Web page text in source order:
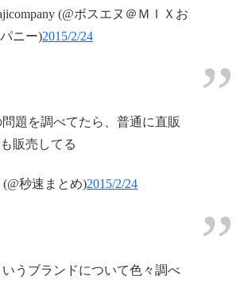
(@ボスエヌ＠ＭＩＸお
ニー)2015/2/24
題を調べてたら、普通に直販
販売してる
(@秒速まとめ)2015/2/24
うブランドについて色々調べ